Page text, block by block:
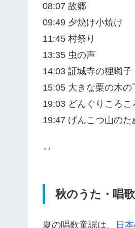
08:07 故郷
09:49 夕焼け小焼け
11:45 村祭り
13:35 虫の声
14:03 証城寺の狸囃子
15:05 大きな栗の木の
19:03 どんぐりころこ
19:47 げんこつ山のた
‥
秋のうた・唱
夏の唱歌童謡は、 日